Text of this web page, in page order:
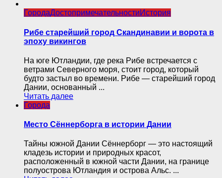
ГородаДостопримечательностиИстория
Рибе старейший город Скандинавии и ворота в
эпоху викингов
На юге Ютландии, где река Рибе встречается с
ветрами Северного моря, стоит город, который
будто застыл во времени. Рибе — старейший город
Дании, основанный ...
Читать далее
Города
Место Сённерборга в истории Дании
Тайны южной Дании Сённерборг — это настоящий
кладезь истории и природных красот,
расположенный в южной части Дании, на границе
полуострова Ютландия и острова Альс. ...